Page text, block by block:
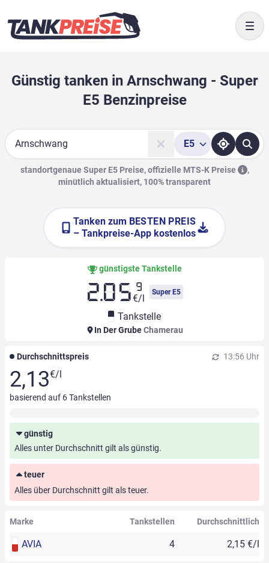
Günstig tanken in Arnschwang - Super
E5 Benzinpreise
Suche
E5
standortgenaue Super E5 Preise, offizielle MTS-K Preise
,
minütlich aktualisiert, 100% transparent
Tanken zum BESTEN PREIS
– Tankpreise-App kostenlos
günstigste Tankstelle
2.05 9
€/l
Super E5
Tankstelle
In Der GrubeChamerau
Durchschnittspreis 13:56 Uhr
2,13€/l
basierend auf 6Tankstellen
günstig
Alles unter Durchschnitt gilt als günstig.
teuer
Alles über Durchschnitt gilt als teuer.
Marke Tankstellen Durchschnittlich
AVIA 4 2,15 €/l